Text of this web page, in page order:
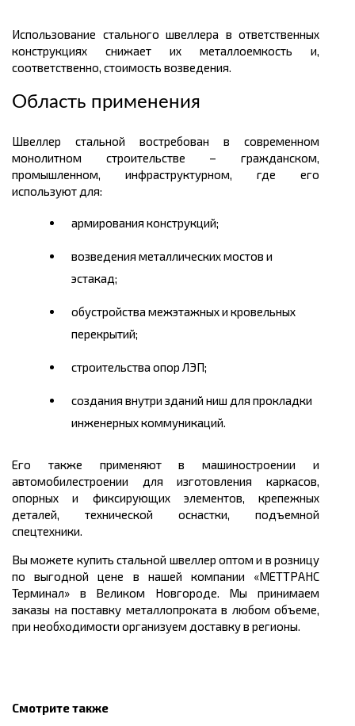
Использование стального швеллера в ответственных
конструкциях снижает их металлоемкость и,
соответственно, стоимость возведения.
Область применения
Швеллер стальной востребован в современном
монолитном строительстве – гражданском,
промышленном, инфраструктурном, где его
используют для:
армирования конструкций;
возведения металлических мостов и
эстакад;
обустройства межэтажных и кровельных
перекрытий;
строительства опор ЛЭП;
создания внутри зданий ниш для прокладки
инженерных коммуникаций.
Его также применяют в машиностроении и
автомобилестроении для изготовления каркасов,
опорных и фиксирующих элементов, крепежных
деталей, технической оснастки, подъемной
спецтехники.
Вы можете купитьстальной швеллер оптом и в розницу
по выгодной цене в нашей компании «МЕТТРАНС
Терминал» в Великом Новгороде. Мы принимаем
заказы на поставку металлопроката в любом объеме,
при необходимости организуем доставку в регионы.
Смотрите также